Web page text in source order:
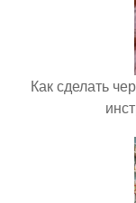
Как сделать